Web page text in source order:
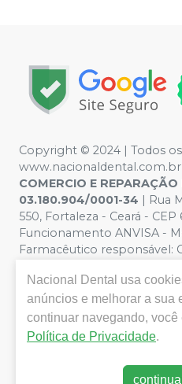
Copyright © 2024 | Todos
www.nacionaldental.com.br
COMERCIO E
03.180.904/0001-34 | Rua
550, Fortaleza - Ceará -
Funcionamento ANVISA -
Farmacêutico responsável:
meramente ilustrativas - Os
virtual estão sujeitos a
divergência de preços no
Carrinho de Compra. Não
de grandes volumes pelo
Nacional Dental usa
anúncios e melhorar a sua
continuar navegando,
Política de Privacidade.